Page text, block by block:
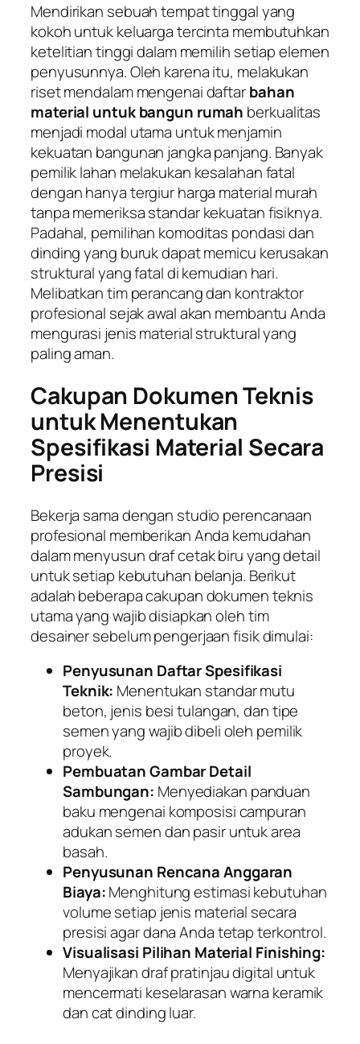
Mendirikan sebuah tempat tinggal yang
kokoh untuk keluarga tercinta membutuhkan
ketelitian tinggi dalam memilih setiap elemen
penyusunnya. Oleh karena itu, melakukan
riset mendalam mengenai daftarbahan
material untuk bangun rumah berkualitas
menjadi modal utama untuk menjamin
kekuatan bangunan jangka panjang. Banyak
pemilik lahan melakukan kesalahan fatal
dengan hanya tergiur harga material murah
tanpa memeriksa standar kekuatan fisiknya.
Padahal, pemilihan komoditas pondasi dan
dinding yang buruk dapat memicu kerusakan
struktural yang fatal di kemudian hari.
Melibatkan tim perancang dan kontraktor
profesional sejak awal akan membantu Anda
mengurasi jenis material struktural yang
paling aman.
Cakupan Dokumen Teknis
untuk Menentukan
Spesifikasi Material Secara
Presisi
Bekerja sama dengan studio perencanaan
profesional memberikan Anda kemudahan
dalam menyusun draf cetak biru yang detail
untuk setiap kebutuhan belanja. Berikut
adalah beberapa cakupan dokumen teknis
utama yang wajib disiapkan oleh tim
desainer sebelum pengerjaan fisik dimulai:
Penyusunan Daftar Spesifikasi
Teknik: Menentukan standar mutu
beton, jenis besi tulangan, dan tipe
semen yang wajib dibeli oleh pemilik
proyek.
Pembuatan Gambar Detail
Sambungan: Menyediakan panduan
baku mengenai komposisi campuran
adukan semen dan pasir untuk area
basah.
Penyusunan Rencana Anggaran
Biaya:Menghitung estimasi kebutuhan
volume setiap jenis material secara
presisi agar dana Anda tetap terkontrol.
Visualisasi Pilihan Material Finishing:
Menyajikan draf pratinjau digital untuk
mencermati keselarasan warna keramik
dan cat dinding luar.